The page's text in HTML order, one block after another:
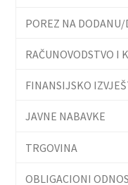
POREZ NA
RAČUNOVODSTVO I
FINANSIJSKO
JAVNE NABAVKE
TRGOVINA
OBLIGACIONI